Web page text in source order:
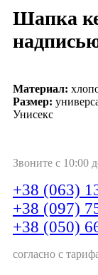
Шапка
Материал:
Размер:
Унисекс
Звоните с 10:00
+38 (063)
+38 (097)
+38 (050)
согласно с